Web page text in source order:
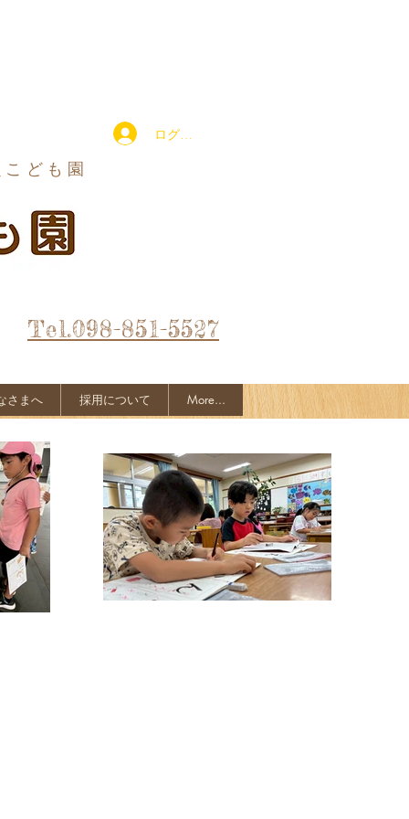
ログイン
ども園
Tel.098-851-5527
さまへ 採用について More...